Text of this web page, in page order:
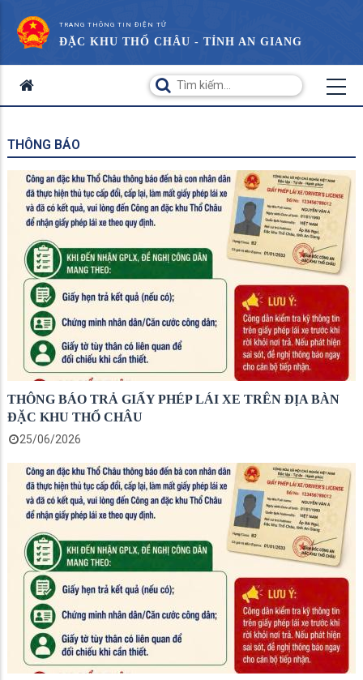
TRANG THÔNG TIN ĐIỆN TỬ
ĐẶC KHU THỔ CHÂU - TỈNH AN GIANG
THÔNG BÁO
THÔNG BÁO TRẢ GIẤY PHÉP LÁI XE TRÊN ĐỊA BÀN
ĐẶC KHU THỔ CHÂU
25/06/2026